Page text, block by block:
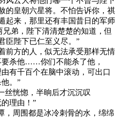
的皇朝六星将。不怕告诉你，祺
起来，那里还有丰国昔日的军师
兄弟，陛下清清楚楚的知道，但
臣陛下已仁至义尽。”
方的人，似无法承受那样无情
要杀他……你们不能杀了他，
千百个在脑中滚动，可出口
。”
恍惚，半晌后才沉沉叹
理由！”
周围都是冰冷刺骨的水，绵绵